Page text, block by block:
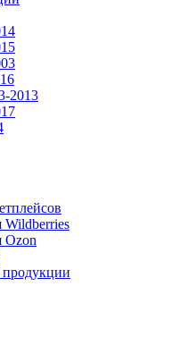
2013
Ozon
продукции